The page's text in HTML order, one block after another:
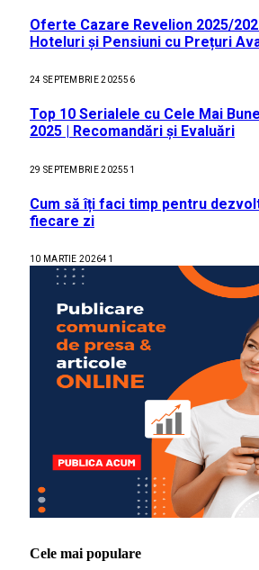
Oferte Cazare Revelion 2025/
Hoteluri și Pensiuni cu Prețuri
24 SEPTEMBRIE 202556
Top 10 Serialele cu Cele Mai
2025 | Recomandări și Evaluări
29 SEPTEMBRIE 202551
Cum să îți faci timp pentru
fiecare zi
10 MARTIE 202641
Cele mai populare